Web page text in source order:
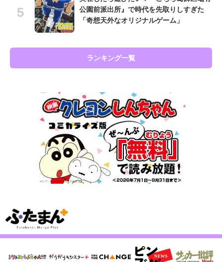
公園前派出所』で時代を先取りしすぎた
「奇想天外なオリジナルゲーム」
ランキング一覧